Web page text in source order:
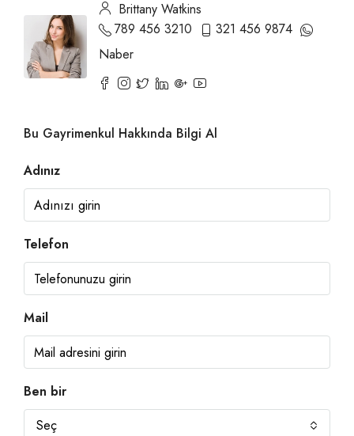
Brittany Watkins
789 456 3210
321 456 9874
Naber
Bu Gayrimenkul Hakkında Bilgi Al
Adınız
Telefon
Mail
Ben bir
Seç